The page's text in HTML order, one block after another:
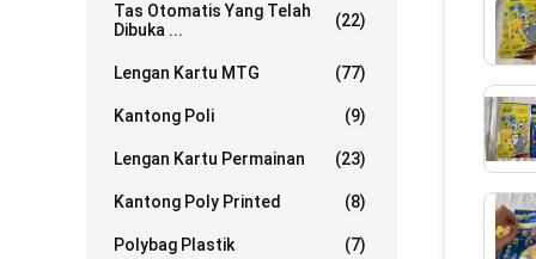
Tas Otomatis Yang Telah
Dibuka ...
(22)
Lengan Kartu MTG (77)
Kantong Poli (9)
Lengan Kartu Permainan (23)
Kantong Poly Printed (8)
Polybag Plastik (7)